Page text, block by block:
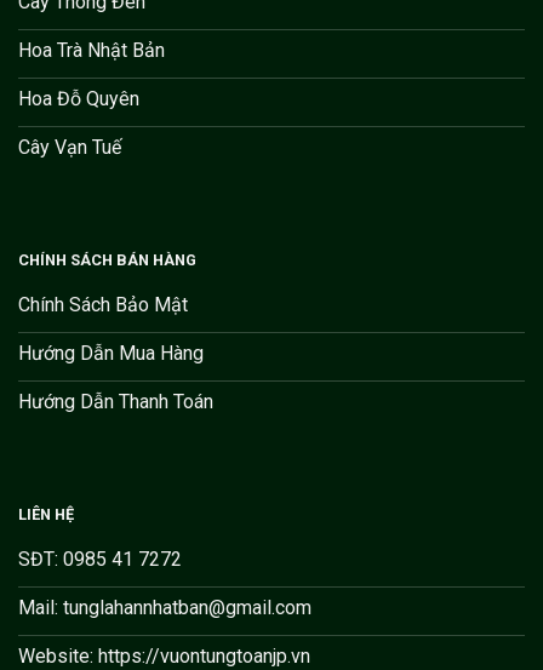
Hoa Trà Nhật Bản
Hoa Đỗ Quyên
Cây Vạn Tuế
CHÍNH SÁCH BÁN HÀNG
Chính Sách Bảo Mật
Hướng Dẫn Mua Hàng
Hướng Dẫn Thanh Toán
LIÊN HỆ
SĐT: 0985 41 7272
Mail: tunglahannhatban@gmail.com
Website: https://vuontungtoanjp.vn